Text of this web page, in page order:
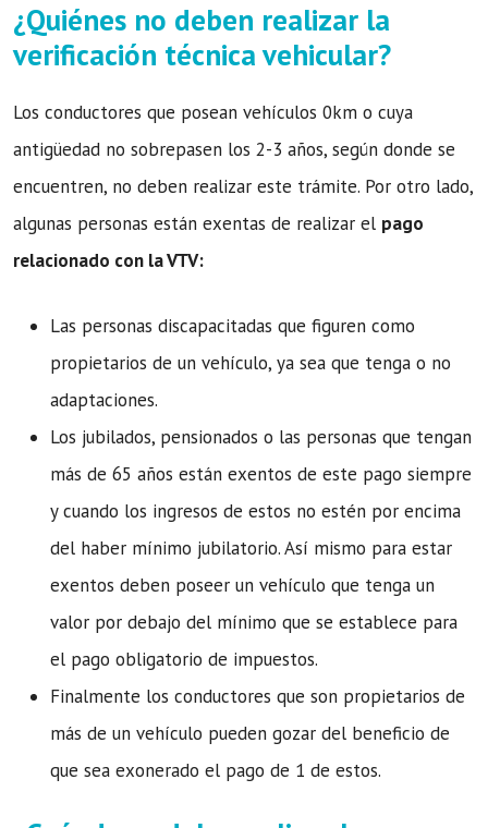
¿Quiénes no deben realizar la
verificación técnica vehicular?
Los conductores que posean vehículos 0km o cuya
antigüedad no sobrepasen los 2-3 años, según donde se
encuentren, no deben realizar este trámite. Por otro lado,
algunas personas están exentas de realizar el pago
relacionado con la VTV:
Las personas discapacitadas que figuren como
propietarios de un vehículo, ya sea que tenga o no
adaptaciones.
Los jubilados, pensionados o las personas que tengan
más de 65 años están exentos de este pago siempre
y cuando los ingresos de estos no estén por encima
del haber mínimo jubilatorio. Así mismo para estar
exentos deben poseer un vehículo que tenga un
valor por debajo del mínimo que se establece para
el pago obligatorio de impuestos.
Finalmente los conductores que son propietarios de
más de un vehículo pueden gozar del beneficio de
que sea exonerado el pago de 1 de estos.